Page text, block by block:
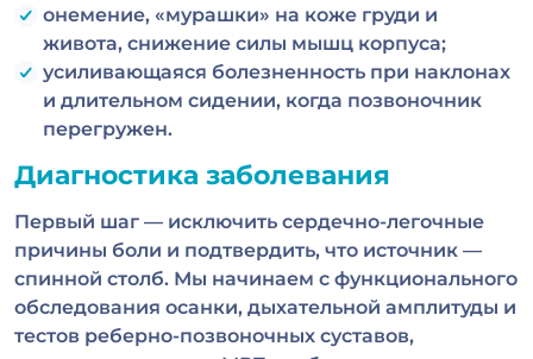
онемение, «мурашки» на коже груди и
живота, снижение силы мышц корпуса;
усиливающаяся болезненность при наклонах
и длительном сидении, когда позвоночник
перегружен.
Диагностика заболевания
Первый шаг — исключить сердечно-легочные
причины боли и подтвердить, что источник —
спинной столб. Мы начинаем с функционального
обследования осанки, дыхательной амплитуды и
тестов реберно-позвоночных суставов,